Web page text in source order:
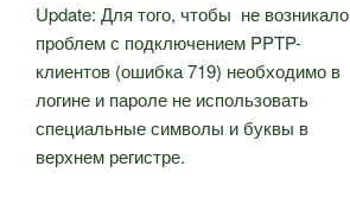
Update: Для того, чтобы не возникало
проблем с подключением PPTP-
клиентов (ошибка 719) необходимо в
логине и пароле не использовать
специальные символы и буквы в
верхнем регистре.